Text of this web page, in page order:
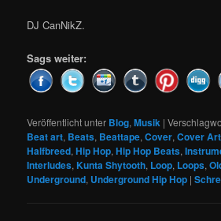
DJ CanNikZ.
Sags weiter:
Veröffentlicht unter Blog,Musik |
Beat art, Beats, Beattape,Cover,Cover
Halfbreed,Hip Hop,Hip Hop Beats,
Interludes,Kunta Shytooth, Loop, Loops,
Underground, Underground Hip Hop |